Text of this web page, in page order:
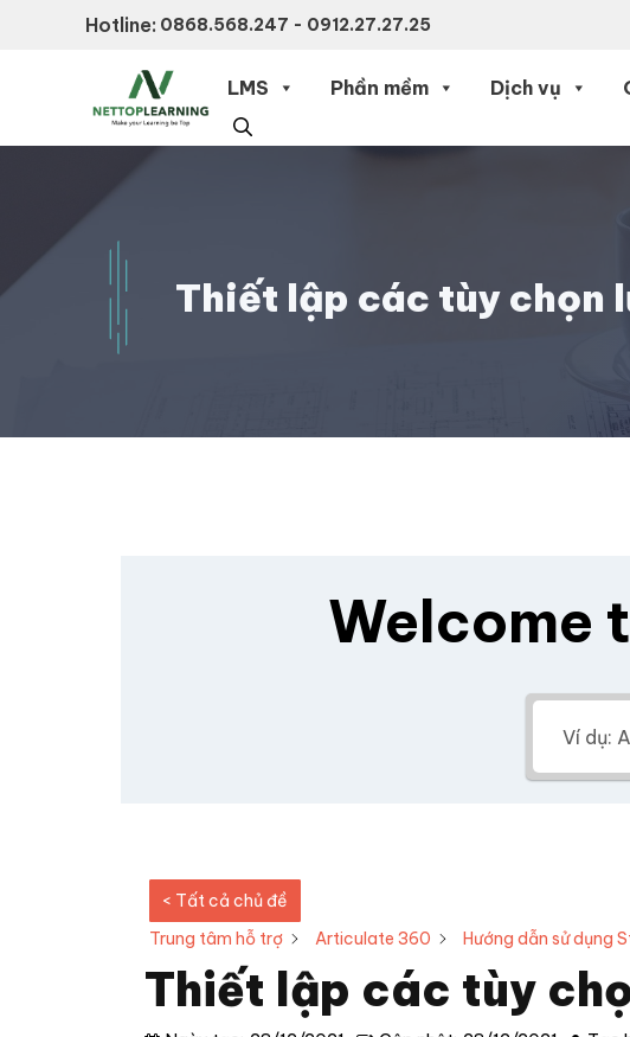
Hotline: 0868.568.247 - 0912.27.27.25
LMS Phần mềm Dịch vụ
Thiết lập các tùy chọn
Welcome
< Tất cả chủ đề
Trung tâm hỗ trợ
Articulate 360 Hướng dẫn sử dụng
Thiết lập các tùy